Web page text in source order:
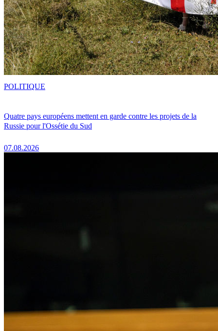
Quatre pays européens mettent en garde contre les projets de la
Russie pour l'Ossétie du Sud
07.08.2026
POLITIQUE